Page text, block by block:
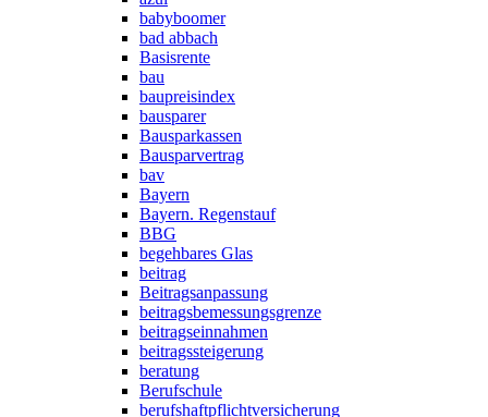
babyboomer
bad abbach
Basisrente
bau
baupreisindex
bausparer
Bausparkassen
Bausparvertrag
bav
Bayern
Bayern. Regenstauf
BBG
begehbares Glas
beitrag
Beitragsanpassung
beitragsbemessungsgrenze
beitragseinnahmen
beitragssteigerung
beratung
Berufschule
berufshaftpflichtversicherung